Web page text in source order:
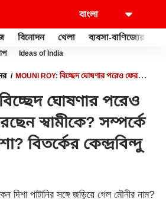
বিনোদন খেলা ব্যবসা-বাণিজ্যের
Ideas of India
MOUNI ROY: বিচ্ছেদ ঘোষণার পরেও ফের
ঘোষণার পরেও
স্বামীকে? সম্পর্কে
বিতর্কের কেন্দ্রবিন্দু
পাটানির সঙ্গে জড়িয়ে গেল মৌনীর নাম?